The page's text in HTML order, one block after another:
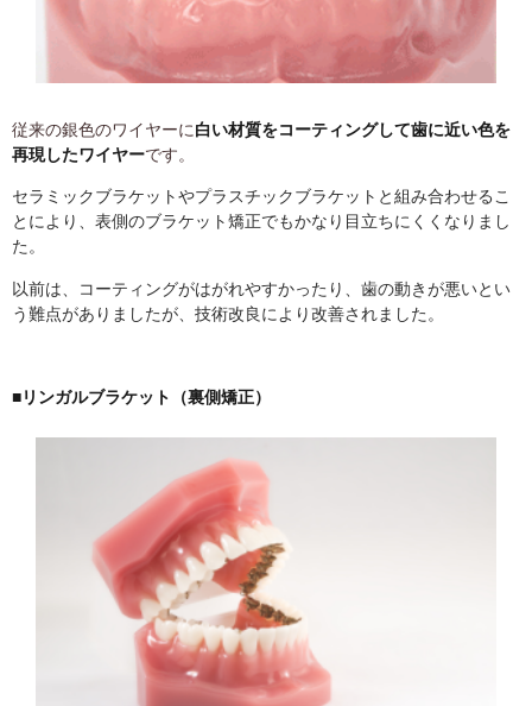
従来の銀色のワイヤーに白い材質をコーティングして歯に近い色を
再現したワイヤーです。
セラミックブラケットやプラスチックブラケットと組み合わせるこ
とにより、表側のブラケット矯正でもかなり目立ちにくくなりまし
た。
以前は、コーティングがはがれやすかったり、歯の動きが悪いとい
う難点がありましたが、技術改良により改善されました。
■リンガルブラケット（裏側矯正）